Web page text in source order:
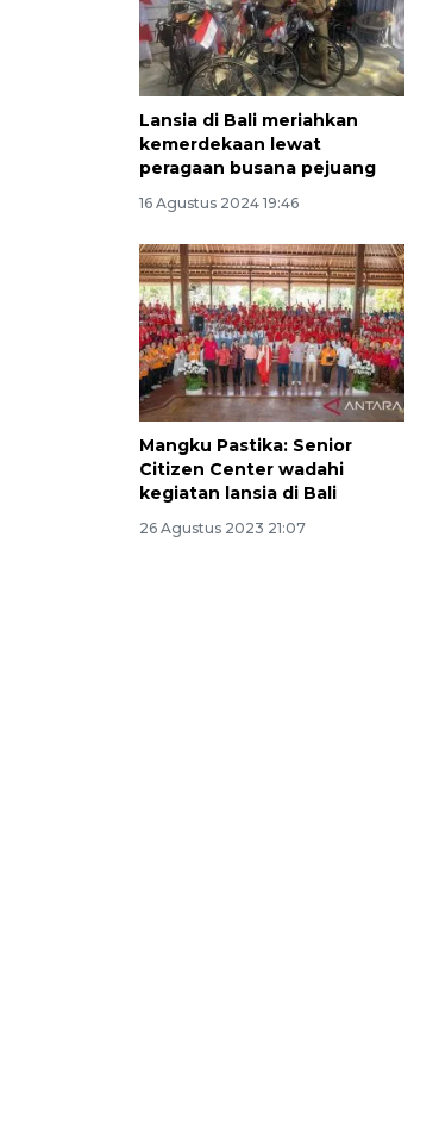
Lansia di Bali meriahkan
kemerdekaan lewat
peragaan busana pejuang
16 Agustus 2024 19:46
Mangku Pastika: Senior
Citizen Center wadahi
kegiatan lansia di Bali
26 Agustus 2023 21:07